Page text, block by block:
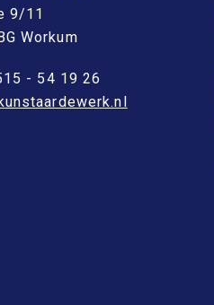
9/11
Workum
- 54 19 26